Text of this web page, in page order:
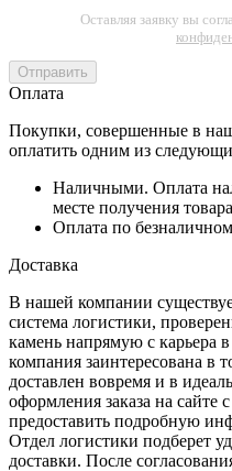
Оставляя заявку вы
Отправить
Оплата
Покупки, совершенные в
оплатить одним из
Наличными. Оплата
месте получения
Оплата по
Доставка
В нашей компании
система логистики,
камень напрямую с карьера
компания заинтересована в
доставлен вовремя и в
оформления заказа на
предоставить подробную
Отдел логистики подберет
доставки. После